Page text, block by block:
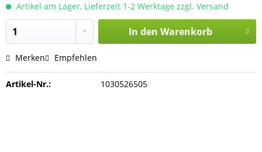
Artikel am Lager, Lieferzeit 1-2 Werktage zzgl. Versand
In den Warenkorb
Merken Empfehlen
Artikel-Nr.: 1030526505